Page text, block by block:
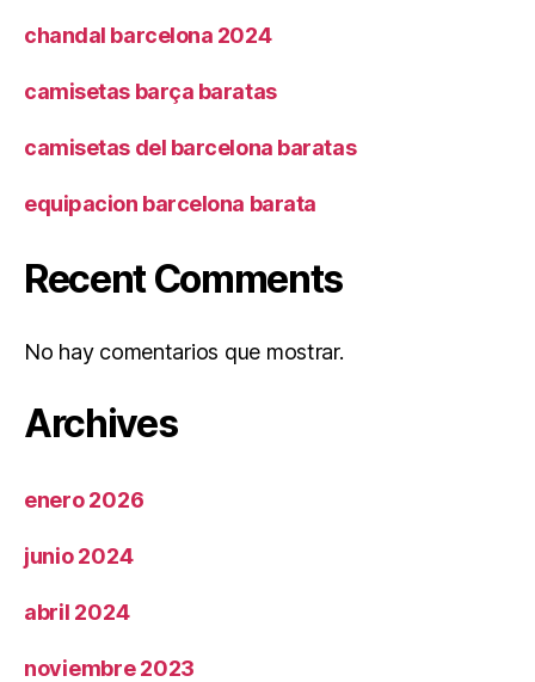
chandal barcelona 2024
camisetas barça baratas
camisetas del barcelona baratas
equipacion barcelona barata
Recent Comments
No hay comentarios que mostrar.
Archives
enero 2026
junio 2024
abril 2024
noviembre 2023